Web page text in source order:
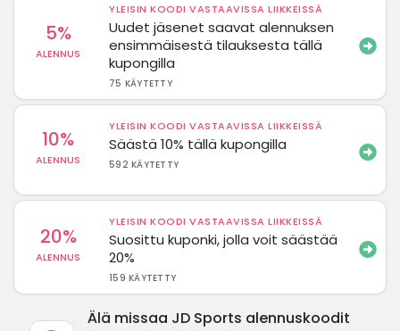
5%
ALENNUS
YLEISIN KOODI VASTAAVISSA LIIKKEISSÄ
Uudet jäsenet saavat alennuksen
ensimmäisestä tilauksesta tällä
kupongilla
75 KÄYTETTY
10%
ALENNUS
YLEISIN KOODI VASTAAVISSA LIIKKEISSÄ
Säästä 10% tällä kupongilla
592 KÄYTETTY
20%
ALENNUS
YLEISIN KOODI VASTAAVISSA LIIKKEISSÄ
Suosittu kuponki, jolla voit säästää
20%
159 KÄYTETTY
Älä missaa JD Sports alennuskoodit